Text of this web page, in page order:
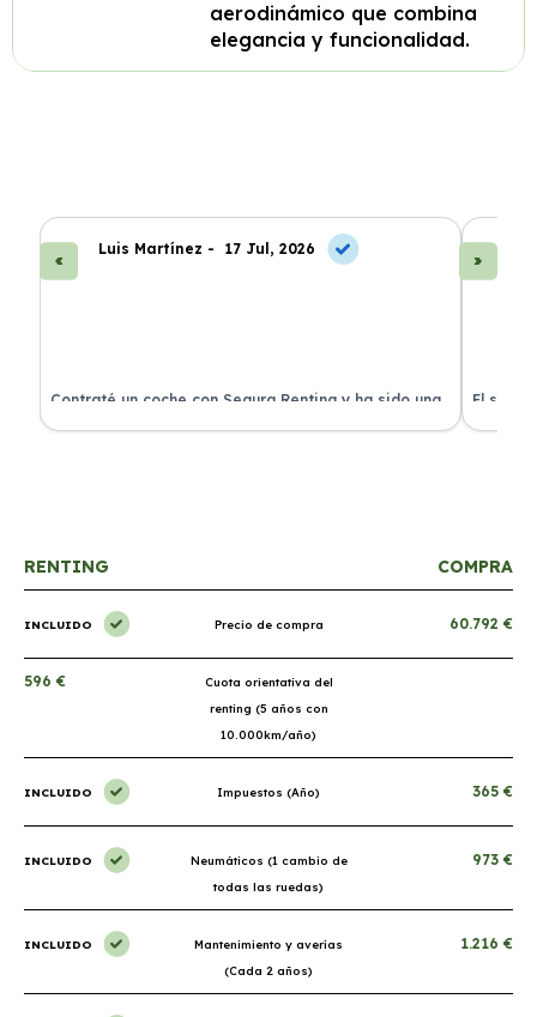
aerodinámico que combina
elegancia y funcionalidad.
Luis Martínez - 17 Jul, 2026
Contraté un coche con Segura Renting y ha sido una
experiencia fantástica. Todo incluido y sin sorpresas.
El
proceso
RENTING COMPRA
INCLUIDO Precio de compra 60.792 €
596 €
Cuota orientativa del
renting (5 años con
10.000km/año)
INCLUIDO Impuestos (Año) 365 €
INCLUIDO
Neumáticos (1 cambio de
todas las ruedas)
973 €
INCLUIDO
Mantenimiento y averías
(Cada 2 años)
1.216 €